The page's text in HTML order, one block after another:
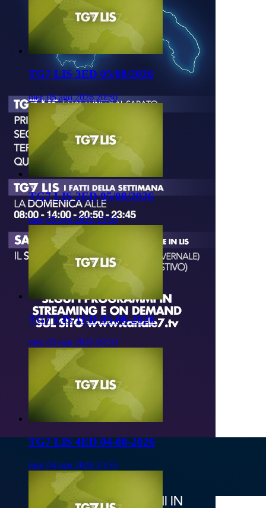
TG7 LIS 3ED 05/08/2026
mer, 05 ago 2026 20:50
TG7 LIS 2ED 05/08/2026
mer, 05 ago 2026 13:50
TG7 LIS 1ED 05-08-2026
mer, 05 ago 2026 09:50
TG7 LIS 4ED 04-08-2026
mar, 04 ago 2026 23:55